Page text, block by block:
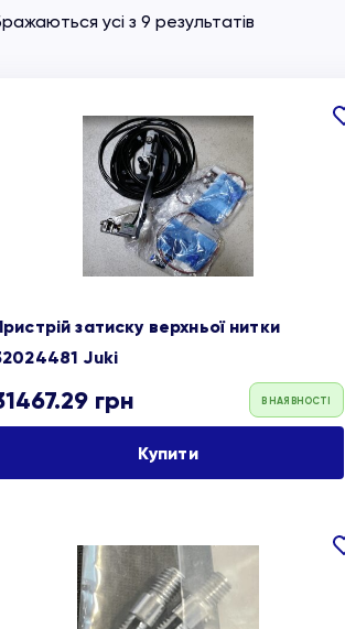
усі з 9 результатів
затиску верхньої нитки
Juki
грн В НАЯВНОСТІ
Купити